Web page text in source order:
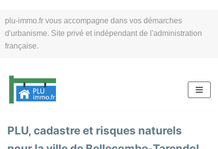
plu-immo.fr vous accompagne dans vos démarches
d'urbanisme. Site privé et indépendant de l'administration
française.
au
contenu
PLU, cadastre et risques naturels